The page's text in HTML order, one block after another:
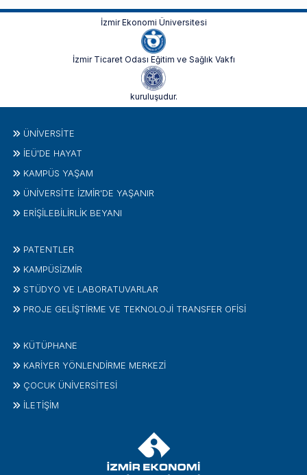
İzmir Ekonomi Üniversitesi
İzmir Ticaret Odası Eğitim ve Sağlık Vakfı
kuruluşudur.
ÜNIVERSITE
İEÜ'DE HAYAT
KAMPÜS YAŞAM
ÜNİVERSİTE İZMİR'DE YAŞANIR
ERİŞİLEBİLİRLİK BEYANI
PATENTLER
KAMPÜSİZMIR
STÜDYO VE LABORATUVARLAR
PROJE GELIŞTIRME VE TEKNOLOJI TRANSFER OFISI
KÜTÜPHANE
KARİYER YÖNLENDİRME MERKEZİ
ÇOCUK ÜNIVERSITESI
İLETIŞIM